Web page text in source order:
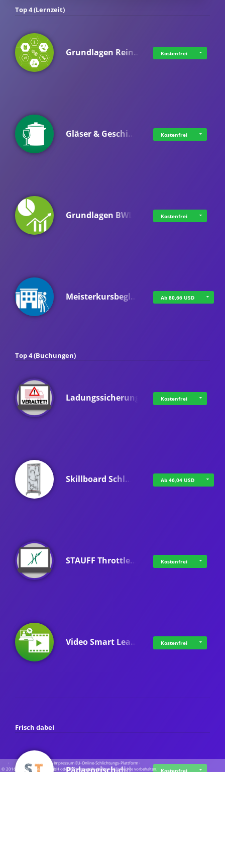
Top 4 (Lernzeit)
Grundlagen Rein… Kostenfrei
Gläser & Geschi… Kostenfrei
Grundlagen BWL Kostenfrei
Meisterkursbegl… Ab 80,66 USD
Top 4 (Buchungen)
Ladungssicherung Kostenfrei
Skillboard Schl… Ab 46,04 USD
STAUFF Throttle… Kostenfrei
Video Smart Lea… Kostenfrei
Frisch dabei
Pädagogisch-did… Kostenfrei
· · ·Datenschutz ·Impressum EU-Online-Schlichtungs-Plattform·
© 2016 - 2026 SupraTix GmbH oder Partnergesellschaften - Alle Rechte vorbehalten.